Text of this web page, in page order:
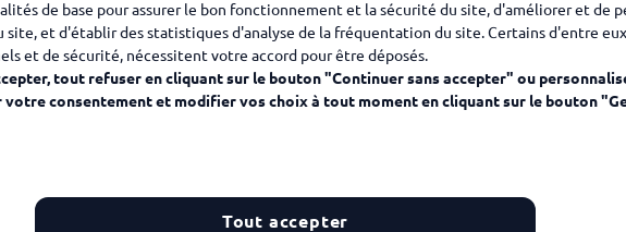
de base pour assurer le bon fonctionnement et la sécurité du site, d'améliorer et de
site, et d'établir des statistiques d'analyse de la fréquentation du site. Certains d'entre
et de sécurité, nécessitent votre accord pour être déposés.
tout refuser en cliquant sur le bouton "Continuer sans accepter" ou
consentement et modifier vos choix à tout moment en cliquant sur le bouton
Tout accepter